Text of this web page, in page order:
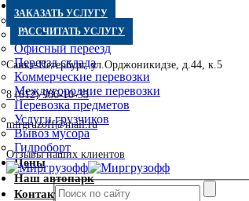
Квартирный переезд
Дачный переезд
Офисный переезд
Переезд склада
Коммерческие перевозки
Междугородние перевозки
Перевозка предметов
Услуги грузчиков
Вывоз мусора
Гидроборт
Цены
Наш автопарк
Контакты
ЗАКАЗАТЬ УСЛУГУ
РАССЧИТАТЬ УСЛУГУ
Санкт-Петербург, ул.Орджоникидзе, д.44, к.5
8 (812) 986-10-33
mirgruzoff@mail.ru
Отзывы наших клиентов